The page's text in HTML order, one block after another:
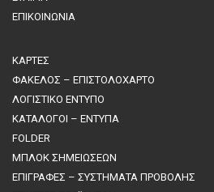
ΕΠΙΚΟΙΝΩΝΙΑ
ΚΑΡΤΕΣ
ΦΑΚΕΛΟΣ – ΕΠΙΣΤΟΛΟΧΑΡΤΟ
ΛΟΓΙΣΤΙΚΟ ΕΝΤΥΠΟ
ΚΑΤΑΛΟΓΟΙ – ΕΝΤΥΠΑ
FOLDER
ΜΠΛΟΚ ΣΗΜΕΙΩΣΕΩΝ
ΕΠΙΓΡΑΦΕΣ – ΣΥΣΤΗΜΑΤΑ ΠΡΟΒΟΛΗΣ